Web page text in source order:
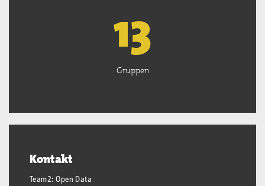
13
Gruppen
Kontakt
Team2: Open Data